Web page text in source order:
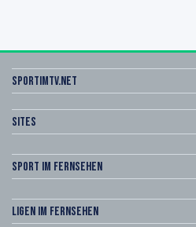
sportimtv.net
Sites
Sport im Fernsehen
Ligen im Fernsehen